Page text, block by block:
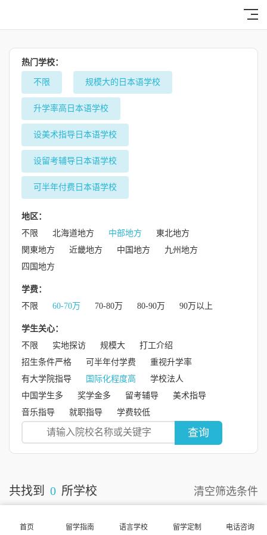
热门学校：
不限 规模大的日本语学校
升学率高日本语学校
设美术指导日本语学校
设留考辅导日本语学校
可半年付费日本语学校
地区：
不限
北海道地方 中部地方
東北地方
関東地方
近畿地方 中国地方
九州地方
四国地方
学费：
不限
60-70万 70-80万 80-90万 90万以上
学生关心：
不限
实地探访 规模大
打工介绍
招生条件严格
可半年付学费
重视升学率
有大学院指导
国际化程度高
学校法人
中国学生多
奖学金多 留考辅导
美术指导
音乐指导
就职指导 学费较低
查询
共找到 0 所学校 清空筛选条件
首页 留学指南 语言学校 留学定制 电话咨询